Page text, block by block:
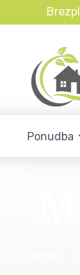
Ponudba